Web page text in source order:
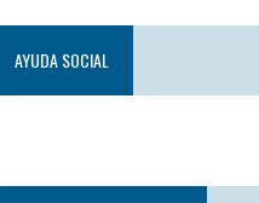
AYUDA SOCIAL